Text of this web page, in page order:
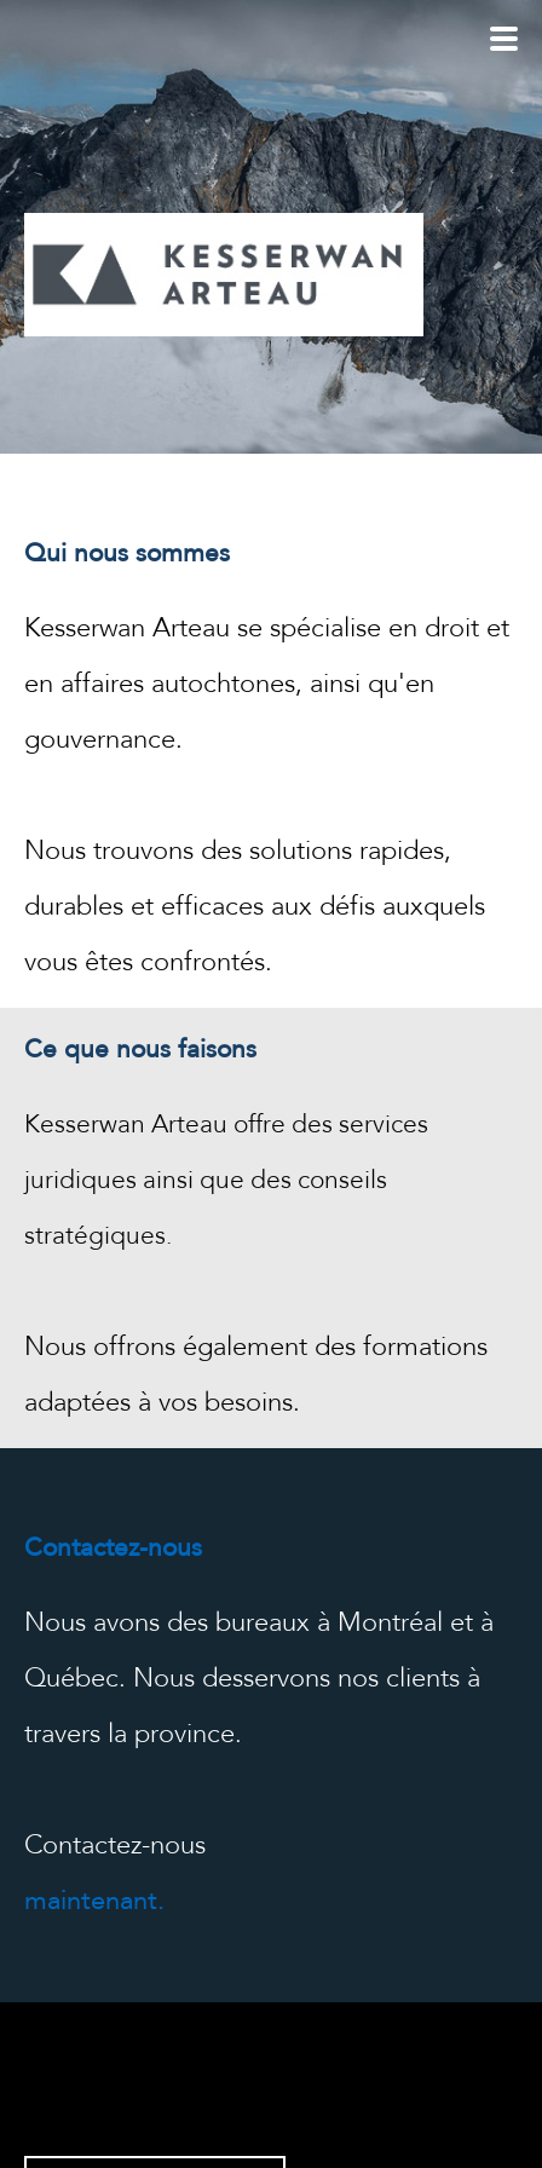
Qui nous sommes
Kesserwan Arteau se spécialise en droit et
en affaires autochtones, ainsi qu'en
gouvernance.
Nous trouvons des solutions rapides,
durables et efficaces aux défis auxquels
vous êtes confrontés.
Ce que nous faisons
Kesserwan Arteau offre des services
juridiques ainsi que des conseils
stratégiques.
Nous offrons également des formations
adaptées à vos besoins.
Contactez-nous
Nous avons des bureaux à Montréal et à
Québec. Nous desservons nos clients à
travers la province.
Contactez-nous
maintenant.